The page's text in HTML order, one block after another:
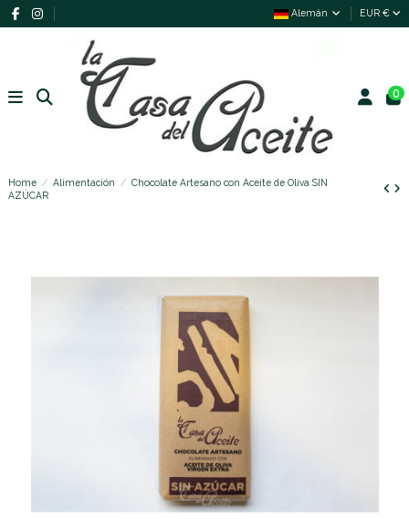
Alemán EUR €
0
Home Alimentación
Chocolate Artesano con Aceite de Oliva SIN
AZÚCAR